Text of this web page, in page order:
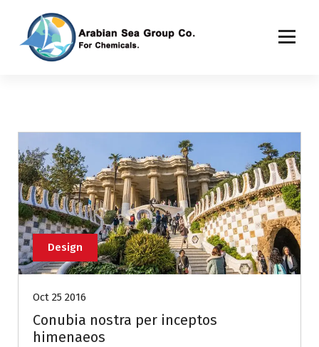
Design
Oct 25 2016
Conubia nostra per inceptos
himenaeos